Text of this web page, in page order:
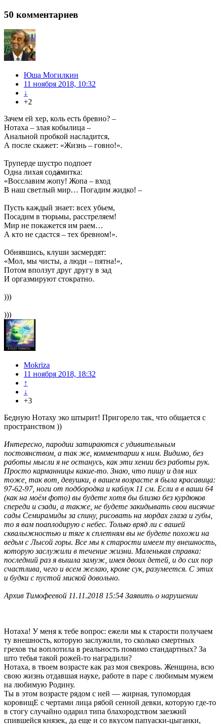
50 комментариев
Юша Могилкин
11 ноября 2018, 10:32
↓
+2
Зачем ей хер, коль есть бревно? –
Нотаха – злая кобылица –
Анальной пробкой насладится,
А после скажет: «Жизнь – говно!».
Труперде шустро подпоет
Одна лихая содамитка:
«Восславим жопу! Жопа – вход
В наш светлый мир… Погадим жидко! –
Пусть каждый знает: всех убьем,
Посадим в тюрьмы, расстреляем!
Мир не покажется им раем…
А кто не сдастся – тех бревном!».
Обнявшись, клуши засмердят:
«Мол, мы чисты, а люди – пятна!»,
Потом вползут друг другу в зад
И оргазмируют стократно.
)))
)))
Mokriza
11 ноября 2018, 18:32
↑
↓
+3
Бедную Нотаху эко штырит! Пригорело так, что общается с
пространством ))
Интересно, пародии затираются с удивительным
постоянством, а так же, комментарии к ним. Видимо, без
работы мысли я не останусь, как эти хении без работы рук.
Просто карманницы какие-то. Знаю, что пишу и для них
тоже, так вот, девушки, в вашем возрасте я была красавица:
97-62-97, ноги от подбородка и каблук 11 см. Если в в ваши 64
(как на моём фото) вы будете хотя бы близко без курдюков
спереди и сзади, а также, не будете закидывать свои висячие
сады Семирамиды за спину, рисовать на мордах глаза и губы,
то я вам поаплодирую с небес. Только вряд ли с вашей
сквалыжностью и тяге к сплетням вы не будете похожи на
ведьм с Лысой горы. Все мы к старости имеем ту внешность,
которую заслужили в течение жизни. Маленькая справка:
последний раз я вышла замуж, имея двоих детей, и до сих пор
счастлива, чего и всем желаю, кроме сук, разумеется. С этих
и будки с пустой миской довольно.
Архив Тимофеевой 11.11.2018 15:54 Заявить о нарушении
Нотаха! У меня к тебе вопрос: ежели мы к старости получаем
ту внешность, которую заслужили, то сколько смертных
грехов ты воплотила в реальность помимо стандартных? За
што тебья такой рожей-то наградили?
Нотаха, в твоем возрасте как раз моя свекровь. Женщина, всю
свою жизнь отдавшая науке, работе в паре с любимым мужем
на любимую Родину.
Ты в этом возрасте рядом с ней — жирная, тупомордая
коровищЕ с чертами лица рябой сенной девки, которую где-то
в стогу случайно одарил типа блахородством заезжий
спившейся князек, да еще и со вкусом папуаски-цыганки,